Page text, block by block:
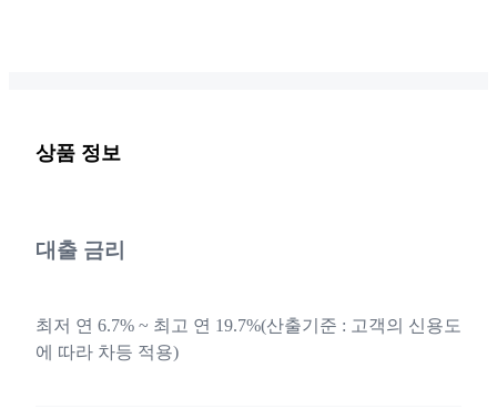
상품 정보
대출 금리
최저 연 6.7% ~ 최고 연 19.7%(산출기준 : 고객의 신용도
에 따라 차등 적용)